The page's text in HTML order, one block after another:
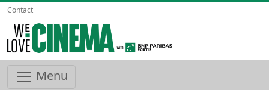
Contact
Menu